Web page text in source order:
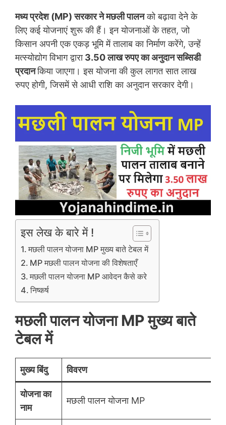
मध्य प्रदेश (MP) सरकार ने मछली पालनको बढ़ावा देने के
लिए कई योजनाएं शुरू की हैं। इन योजनाओं के तहत, जो
किसान अपनी एक एकड़ भूमि में तालाब का निर्माण करेंगे, उन्हें
मत्स्योद्योग विभाग द्वारा3.50 लाख रुपए का अनुदान सब्सिडी
प्रदानकिया जाएगा। इस योजना की कुल लागत सात लाख
रुपए होगी, जिसमें से आधी राशि का अनुदान सरकार देगी।
इस लेख के बारे में !
मछली पालन योजना MP मुख्य बाते टेबल में
MP मछली पालन योजना की विशेषताएँ
मछली पालन योजना MP आवेदन कैसे करे
निष्कर्ष
मछली पालन योजना MP मुख्य बाते
टेबल में
मुख्य बिंदु विवरण
योजना का
नाम
मछली पालन योजना MP